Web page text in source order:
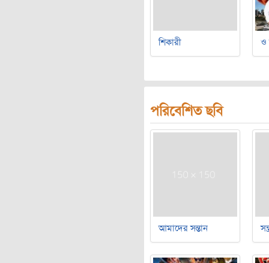
শিকারী ও
পরিবেশিত ছবি
আমাদের সন্তান